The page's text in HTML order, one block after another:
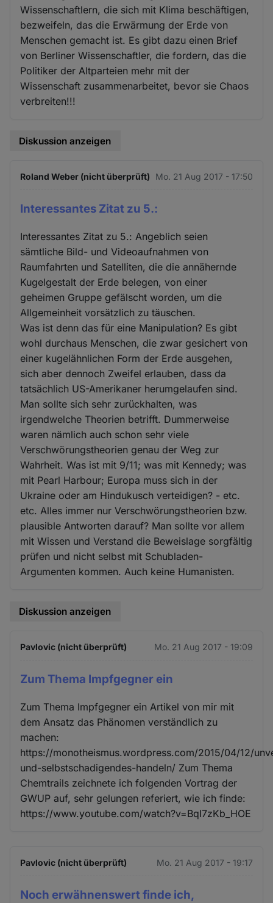
Wissenschaftlern, die sich mit Klima beschäftigen,
bezweifeln, das die Erwärmung der Erde von
Menschen gemacht ist. Es gibt dazu einen Brief
von Berliner Wissenschaftler, die fordern, das die
Politiker der Altparteien mehr mit der
Wissenschaft zusammenarbeitet, bevor sie Chaos
verbreiten!!!
Diskussion anzeigen
Roland Weber (nicht überprüft) Mo. 21 Aug 2017 - 17:50
Interessantes Zitat zu 5.:
Interessantes Zitat zu 5.: Angeblich seien
sämtliche Bild- und Videoaufnahmen von
Raumfahrten und Satelliten, die die annähernde
Kugelgestalt der Erde belegen, von einer
geheimen Gruppe gefälscht worden, um die
Allgemeinheit vorsätzlich zu täuschen.
Was ist denn das für eine Manipulation? Es gibt
wohl durchaus Menschen, die zwar gesichert von
einer kugelähnlichen Form der Erde ausgehen,
sich aber dennoch Zweifel erlauben, dass da
tatsächlich US-Amerikaner herumgelaufen sind.
Man sollte sich sehr zurückhalten, was
irgendwelche Theorien betrifft. Dummerweise
waren nämlich auch schon sehr viele
Verschwörungstheorien genau der Weg zur
Wahrheit. Was ist mit 9/11; was mit Kennedy; was
mit Pearl Harbour; Europa muss sich in der
Ukraine oder am Hindukusch verteidigen? - etc.
etc. Alles immer nur Verschwörungstheorien bzw.
plausible Antworten darauf? Man sollte vor allem
mit Wissen und Verstand die Beweislage sorgfältig
prüfen und nicht selbst mit Schubladen-
Argumenten kommen. Auch keine Humanisten.
Diskussion anzeigen
Pavlovic (nicht überprüft) Mo. 21 Aug 2017 - 19:09
Zum Thema Impfgegner ein
Zum Thema Impfgegner ein Artikel von mir mit
dem Ansatz das Phänomen verständlich zu
machen:
https://monotheismus.wordpress.com/2015/04/12/
und-selbstschadigendes-handeln/ Zum Thema
Chemtrails zeichnete ich folgenden Vortrag der
GWUP auf, sehr gelungen referiert, wie ich finde:
https://www.youtube.com/watch?v=BqI7zKb_HOE
Pavlovic (nicht überprüft) Mo. 21 Aug 2017 - 19:17
Noch erwähnenswert finde ich,